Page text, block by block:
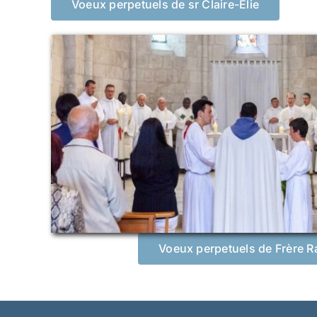
Voeux perpetuels de sr Claire-Elie
Voeux perpetuels de Frère